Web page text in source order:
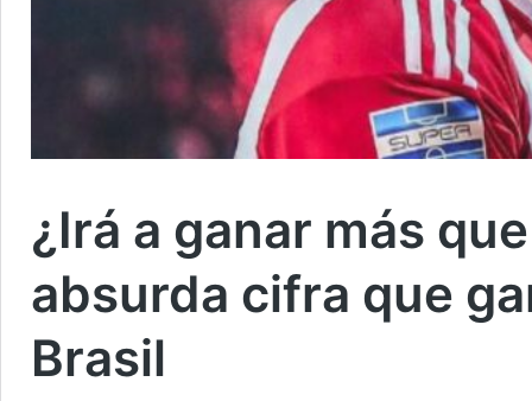
¿Irá a ganar más
absurda cifra que
Brasil